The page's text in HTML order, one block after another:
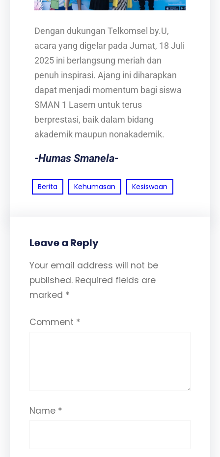
Dengan dukungan Telkomsel by.U,
acara yang digelar pada Jumat, 18 Juli
2025 ini berlangsung meriah dan
penuh inspirasi. Ajang ini diharapkan
dapat menjadi momentum bagi siswa
SMAN 1 Lasem untuk terus
berprestasi, baik dalam bidang
akademik maupun nonakademik.
-Humas Smanela-
Berita Kehumasan Kesiswaan
Leave a Reply
Your email address will not be
published. Required fields are
marked *
Comment *
Name *